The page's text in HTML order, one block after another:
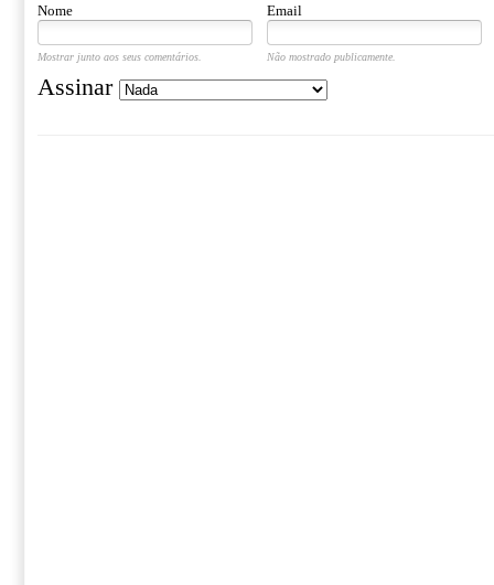
Nome Email
Mostrar junto aos seus comentários. Não mostrado publicamente.
Assinar